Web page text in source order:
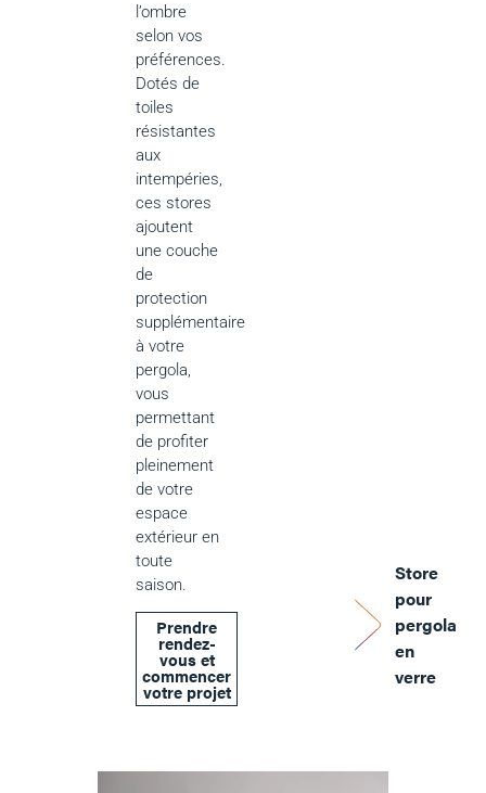
l’ombre
selon vos
préférences.
Dotés de
toiles
résistantes
aux
intempéries,
ces stores
ajoutent
une couche
de
protection
supplémentaire
à votre
pergola,
vous
permettant
de profiter
pleinement
de votre
espace
extérieur en
toute
saison.
Prendre
rendez-
vous et
commencer
votre projet
Store
pour
pergola
en
verre